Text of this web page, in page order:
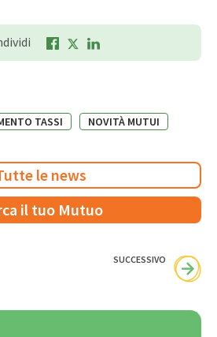
TASSI NOVITÀ MUTUI
le news
il tuo Mutuo
SUCCESSIVO